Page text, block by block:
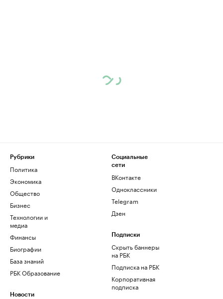
Рубрики
Политика
Экономика
Общество
Бизнес
Технологии и
медиа
Финансы
Биографии
База знаний
РБК Образование
Новости
Социальные
сети
ВКонтакте
Одноклассники
Telegram
Дзен
Подписки
Скрыть баннеры
на РБК
Подписка на РБК
Корпоративная
подписка